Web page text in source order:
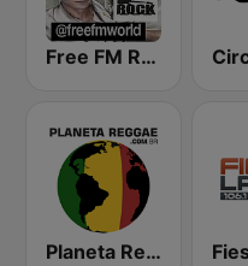
Free FM Rock
Planeta Reggae